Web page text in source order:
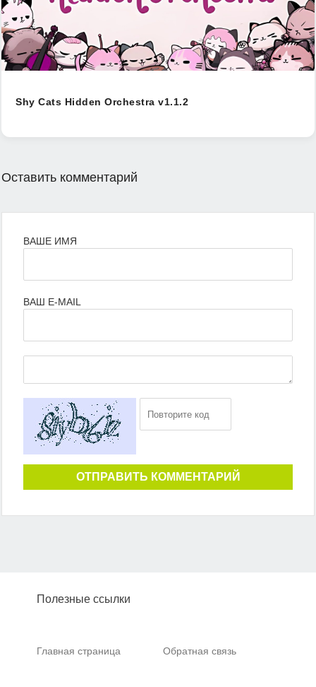
Shy Cats Hidden Orchestra v1.1.2
Оставить комментарий
ВАШЕ ИМЯ
ВАШ E-MAIL
ОТПРАВИТЬ КОММЕНТАРИЙ
Полезные ссылки
Главная страница Обратная связь